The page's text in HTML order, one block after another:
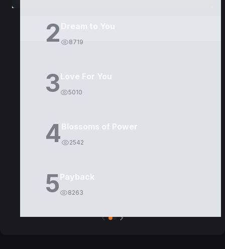
2 8719
3Love For You
5010
4Blossoms of Power
2542
5Payback
8263